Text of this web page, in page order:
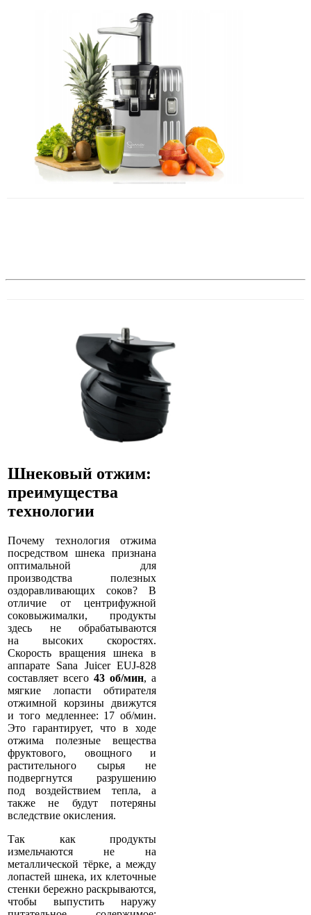
Шнековый отжим:
преимущества
технологии
Почему технология отжима
посредством шнека признана
оптимальной для
производства полезных
оздоравливающих соков? В
отличие от центрифужной
соковыжималки, продукты
здесь не обрабатываются
на высоких скоростях.
Скорость вращения шнека в
аппарате Sana Juicer EUJ-828
составляет всего 43 об/мин, а
мягкие лопасти обтирателя
отжимной корзины движутся
и того медленнее: 17 об/мин.
Это гарантирует, что в ходе
отжима полезные вещества
фруктового, овощного и
растительного сырья не
подвергнутся разрушению
под воздействием тепла, а
также не будут потеряны
вследствие окисления.
Так как продукты
измельчаются не на
металлической тёрке, а между
лопастей шнека, их клеточные
стенки бережно раскрываются,
чтобы выпустить наружу